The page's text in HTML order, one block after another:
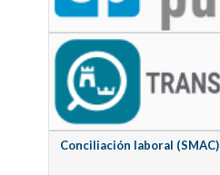
Conciliación laboral (SMAC)